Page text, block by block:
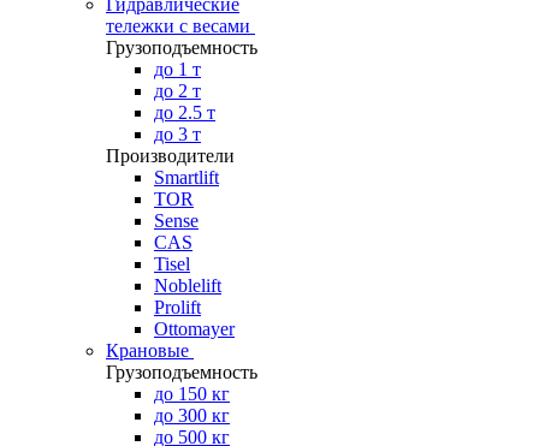
Гидравлические
тележки с весами
Грузоподъемность
до 1 т
до 2 т
до 2.5 т
до 3 т
Производители
Smartlift
TOR
Sense
CAS
Tisel
Noblelift
Prolift
Ottomayer
Крановые
Грузоподъемность
до 150 кг
до 300 кг
до 500 кг